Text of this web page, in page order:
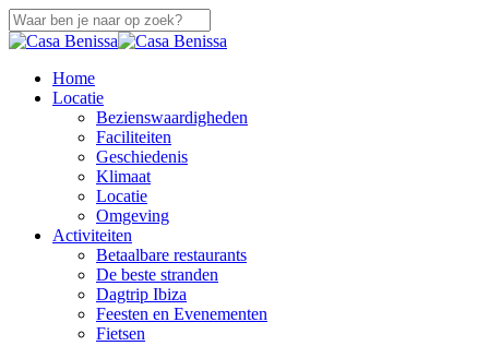
Overslaan
naar
Sluiten
zoek
Menu
Home
Locatie
Bezienswaardigheden
Faciliteiten
Geschiedenis
Klimaat
Locatie
Omgeving
Activiteiten
Betaalbare restaurants
De beste stranden
Dagtrip Ibiza
Feesten en Evenementen
Fietsen